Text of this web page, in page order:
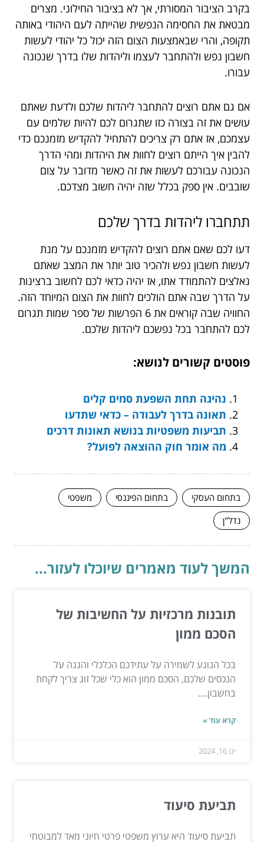
בקרב הציבור המסורתי, אך לא בציבור החילוני. מצרים
מבטאת את החסימה הנפשית שהייתה לעם היהודי באותה
תקופה, והרי שבאמצעות הצום הזה יכול כל יהודי לעשות
חשבון נפש ולהתחבר לעצמו וליהדות שלו בדרך שנכונה
עבורו.
אם גם אתם רוצים להתחבר ליהדות שלכם ולדעת שאתם
עושים את זה בצורה כזו שתגרום לכם להיות שלמים עם
עצמכם, אז אתם רק צריכים להתחיל להקדיש מזמנכם כדי
להבין איך הייתם רוצים לחוות את היהדות ומהי הדרך
הנכונה עבורכם לעשות את זה כאשר מדובר על צום
שובבים. אין ספק בכלל שזה יהיה חשוב מצדכם.
תתחברו ליהדותבדרךשלכם
דעו לכם שאם אתם רוצים להקדיש מזמנכם על מנת
לעשות חשבון נפש ולהכיר טוב יותר את המצב שאתם
נאלצים להתמודד אתו, אז יהיה כדאי לכם לחשוב ברצינות
על הדרך שבה אתם הולכים לחוות את הצום המיוחד הזה.
החוויה שבה קוראים את 6 הפרשות של ספר שמות תגרום
לכם להתחבר בכל נפשכם ליהדות שלכם.
פוסטים קשורים לנושא:
נהיגה תחת השפעת סמים קלים
תאונה בדרך לעבודה – כדאי שתדעו
תביעות משפטיות בנושא תאונות דרכים
מה אומר חוק ההוצאה לפועל?
בתחום העסקי בתחום הפיננסי
משפטי
נדל"ן
המשך לעוד מאמרים שיוכלו לעזור...
תובנות מרכזיות על החשיבות של
הסכם ממון
בכל הנוגע לשמירה על עתידכם הכלכלי והגנה על
הנכסים שלכם, הסכם ממון הוא כלי שכל זוג צריך לקחת
בחשבון....
קרא עוד »
ינו 16, 2024
תביעת סיעוד
תביעת סיעוד היא ערוץ משפטי פרטי חיוני מאד למבוטחי